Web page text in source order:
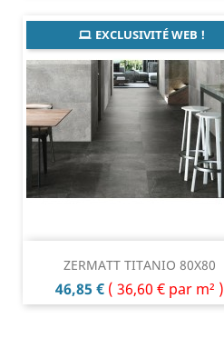
ZERMATT TITANIO 80X80
Prix
46,85 € ( 36,60 € par m² )
EXCLUSIVITÉ WEB !